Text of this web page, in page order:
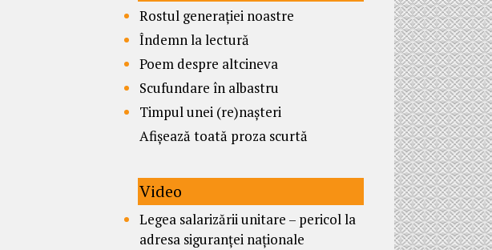
Rostul generației noastre
Îndemn la lectură
Poem despre altcineva
Scufundare în albastru
Timpul unei (re)nașteri
Afișează toată proza scurtă
Video
Legea salarizării unitare – pericol la
adresa siguranței naționale